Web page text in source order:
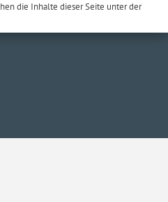
die Inhalte dieser Seite unter der